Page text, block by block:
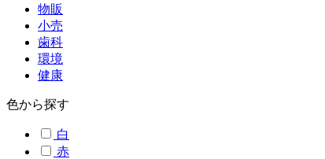
物販
小売
歯科
環境
健康
色から探す
白
赤